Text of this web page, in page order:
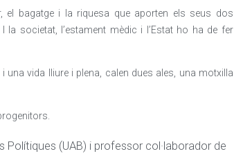
el bagatge i la riquesa que aporten els seus dos
societat, l’estament mèdic i l’Estat ho ha de fer
vida lliure i plena, calen dues ales, una motxilla
Polítiques (UAB) i professor col·laborador de